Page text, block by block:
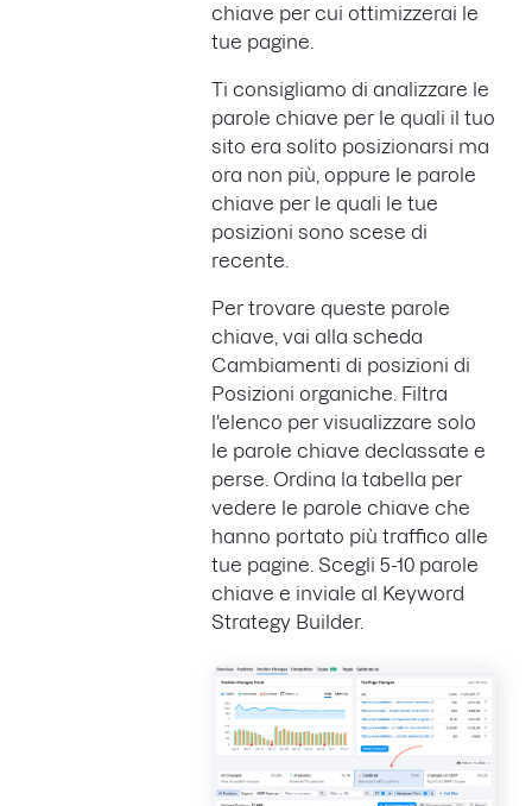
chiave per cui ottimizzerai le
tue pagine.
Ti consigliamo di analizzare le
parole chiave per le quali il tuo
sito era solito posizionarsi ma
ora non più, oppure le parole
chiave per le quali le tue
posizioni sono scese di
recente.
Per trovare queste parole
chiave, vai alla scheda
Cambiamenti di posizioni di
Posizioni organiche. Filtra
l'elenco per visualizzare solo
le parole chiave declassate e
perse. Ordina la tabella per
vedere le parole chiave che
hanno portato più traffico alle
tue pagine. Scegli 5-10 parole
chiave e inviale al Keyword
Strategy Builder.